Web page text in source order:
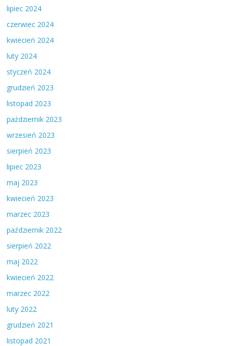
lipiec 2024
czerwiec 2024
kwiecień 2024
luty 2024
styczeń 2024
grudzień 2023
listopad 2023
październik 2023
wrzesień 2023
sierpień 2023
lipiec 2023
maj 2023
kwiecień 2023
marzec 2023
październik 2022
sierpień 2022
maj 2022
kwiecień 2022
marzec 2022
luty 2022
grudzień 2021
listopad 2021